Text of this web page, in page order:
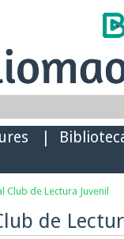
Club de Lectura Juvenil
de